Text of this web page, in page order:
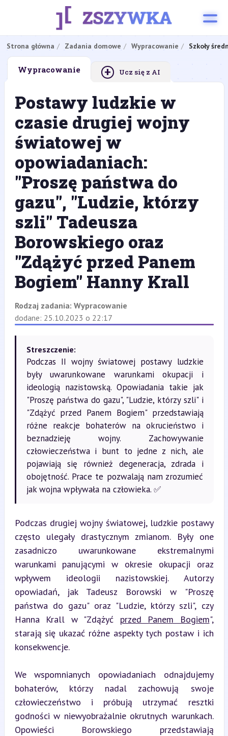
Strona główna Zadania domowe Wypracowanie Szkoły
Wypracowanie + Ucz się z AI
Postawy ludzkie w
czasie drugiej wojny
światowej w
opowiadaniach:
"Proszę państwa do
gazu", "Ludzie, którzy
szli" Tadeusza
Borowskiego oraz
"Zdążyć przed Panem
Bogiem" Hanny Krall
Rodzaj zadania: Wypracowanie
dodane: 25.10.2023 o 22:17
Streszczenie:
Podczas II wojny światowej postawy ludzkie
były uwarunkowane warunkami okupacji i
ideologią nazistowską. Opowiadania takie jak
"Proszę państwa do gazu", "Ludzie, którzy szli" i
"Zdążyć przed Panem Bogiem" przedstawiają
różne reakcje bohaterów na okrucieństwo i
beznadzieję wojny. Zachowywanie
człowieczeństwa i bunt to jedne z nich, ale
pojawiają się również degeneracja, zdrada i
obojętność. Prace te pozwalają nam zrozumieć
jak wojna wpływała na człowieka. ✅
Podczas drugiej wojny światowej, ludzkie postawy
często ulegały drastycznym zmianom. Były one
zasadniczo uwarunkowane ekstremalnymi
warunkami panującymi w okresie okupacji oraz
wpływem ideologii nazistowskiej. Autorzy
opowiadań, jak Tadeusz Borowski w "Proszę
państwa do gazu" oraz "Ludzie, którzy szli", czy
Hanna Krall w "Zdążyć przed Panem Bogiem",
starają się ukazać różne aspekty tych postaw i ich
konsekwencje.
We wspomnianych opowiadaniach odnajdujemy
bohaterów, którzy nadal zachowują swoje
człowieczeństwo i próbują utrzymać resztki
godności w niewyobrażalnie okrutnych warunkach.
Opowieści Borowskiego przedstawiają